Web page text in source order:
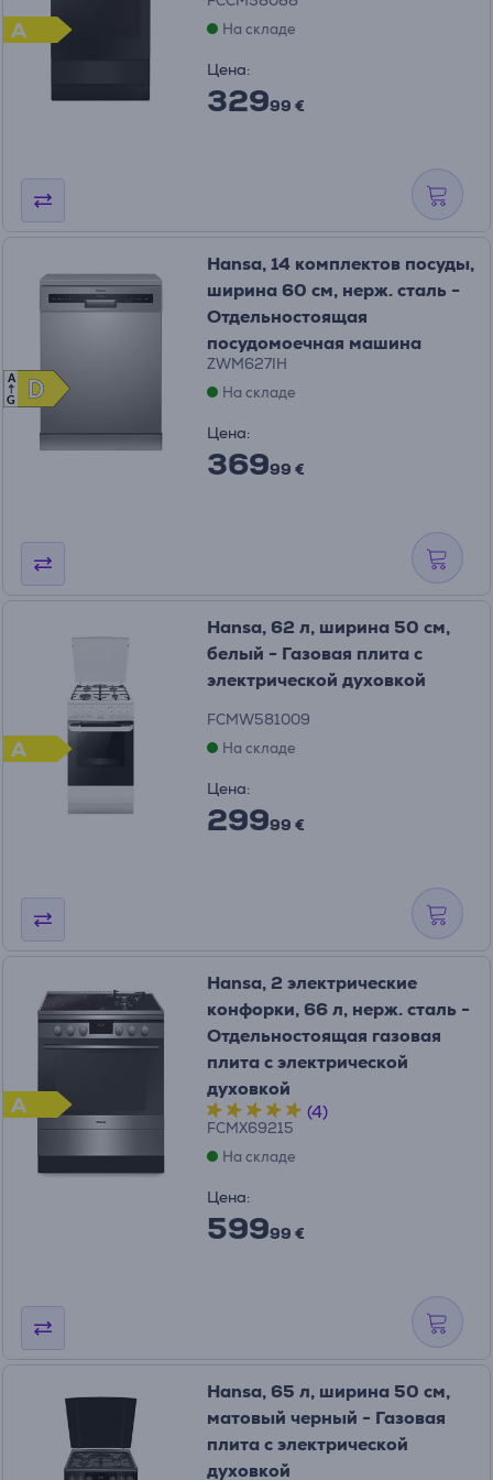
A
На складе
Цена:
32999 €
D
D
A
G
Hansa, 14 комплектов посуды,
ширина 60 см, нерж. сталь -
Отдельностоящая
посудомоечная машина
ZWM627IH
На складе
Цена:
36999 €
A
Hansa, 62 л, ширина 50 см,
белый - Газовая плита с
электрической духовкой
FCMW581009
На складе
Цена:
29999 €
A
Hansa, 2 электрические
конфорки, 66 л, нерж. сталь -
Отдельностоящая газовая
плита с электрической
духовкой
(4)
FCMX69215
На складе
Цена:
59999 €
Hansa, 65 л, ширина 50 см,
матовый черный - Газовая
плита с электрической
духовкой